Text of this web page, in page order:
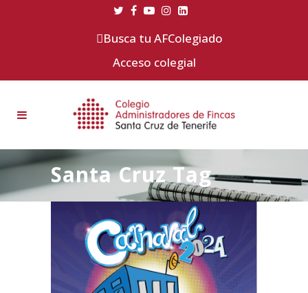
Busca tu AFColegiado
Acceso colegial
Santa Cruz Tag